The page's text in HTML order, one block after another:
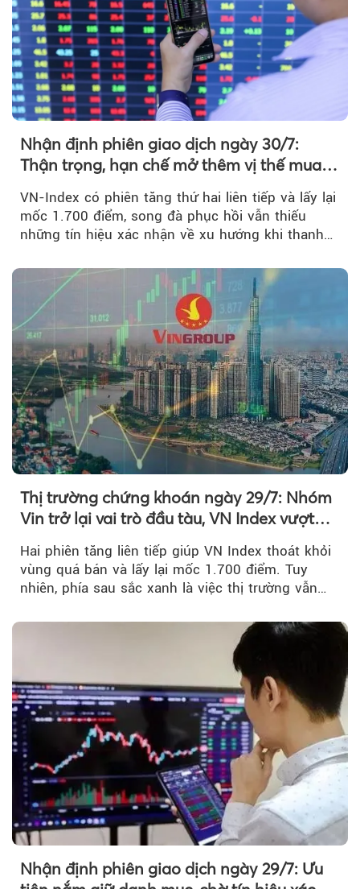
Nhận định phiên giao dịch ngày 30/7:
Thận trọng, hạn chế mở thêm vị thế mua
VN-Index có phiên tăng thứ hai liên tiếp và lấy lại
mốc 1.700 điểm, song đà phục hồi vẫn thiếu
những tín hiệu xác nhận về xu hướng khi thanh
Thị trường chứng khoán ngày 29/7: Nhóm
Vin trở lại vai trò đầu tàu, VN Index vượt
Hai phiên tăng liên tiếp giúp VN Index thoát khỏi
vùng quá bán và lấy lại mốc 1.700 điểm. Tuy
nhiên, phía sau sắc xanh là việc thị trường vẫn
tiền vẫn chưa thực sự trở lại.
Nhận định phiên giao dịch ngày 29/7: Ưu